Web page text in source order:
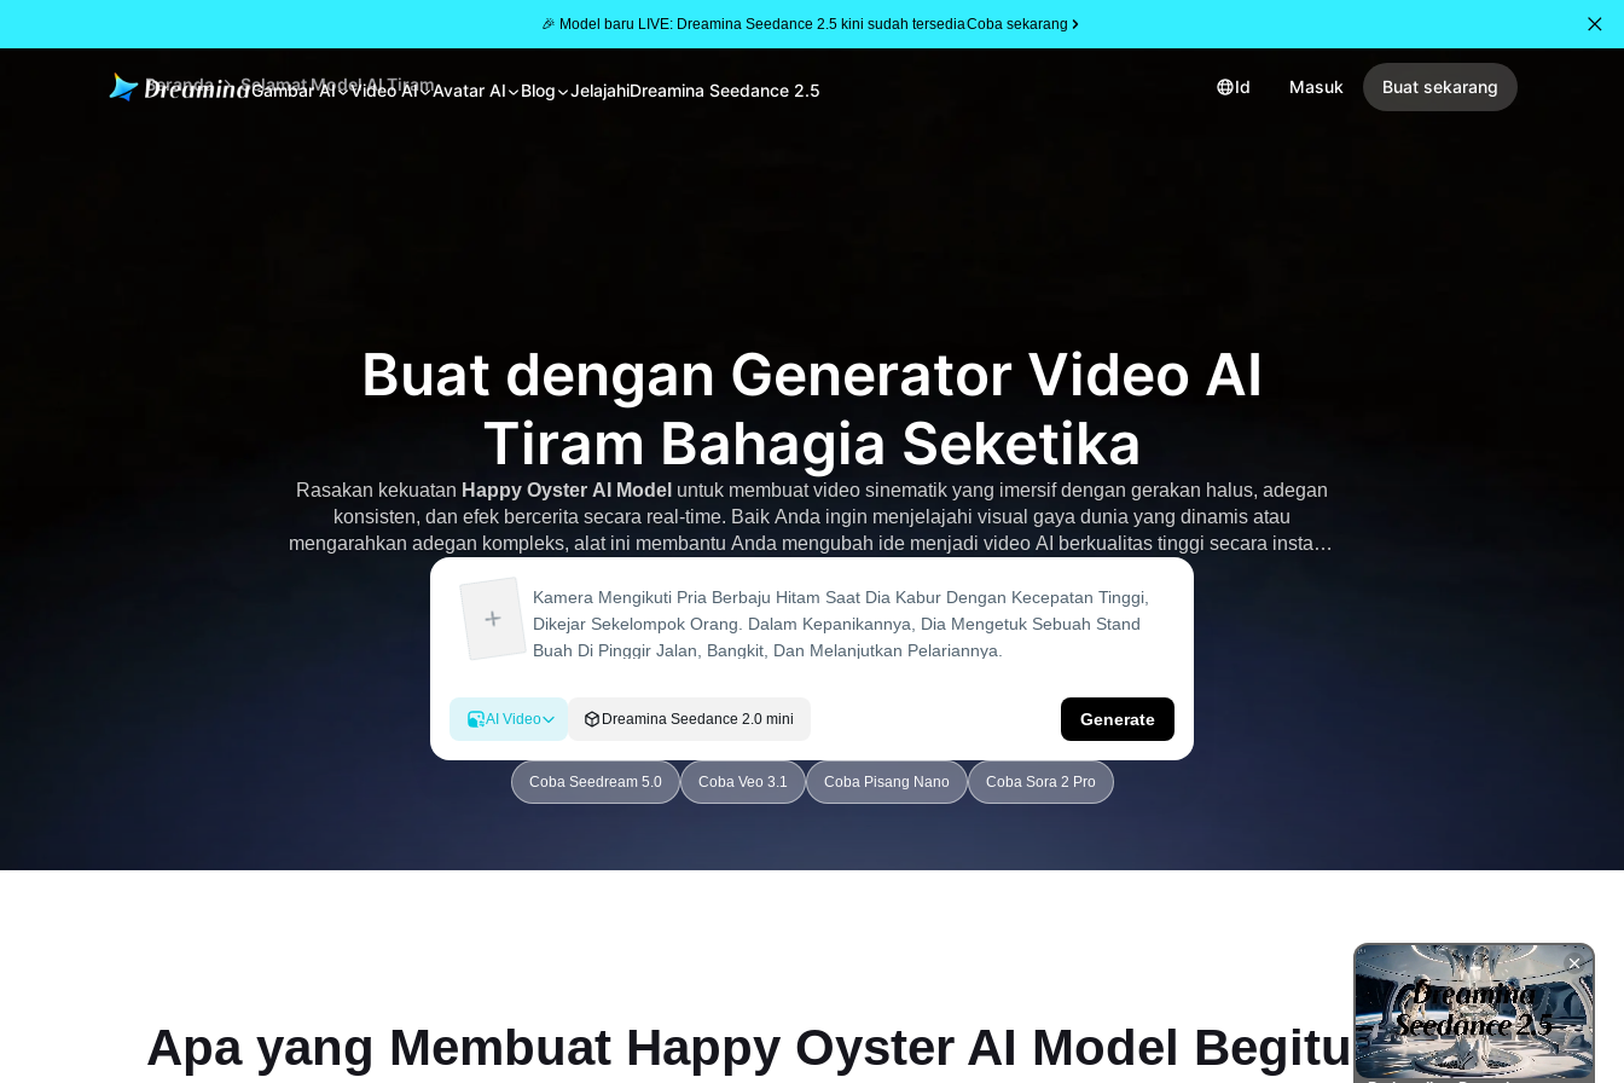
🎉 Model baru LIVE: Dreamina Seedance 2.5 kini sudah tersediaCoba sekarang
Gambar AI Video AI Avatar AI Blog JelajahiDreamina Seedance 2.5 Id Masuk Buat sekarang
Beranda Selamat Model AI Tiram
Buat dengan Generator Video AI
Tiram Bahagia Seketika
Rasakan kekuatan Happy Oyster AI Model untuk membuat video sinematik yang imersif dengan gerakan halus, adegan
konsisten, dan efek bercerita secara real-time. Baik Anda ingin menjelajahi visual gaya dunia yang dinamis atau
mengarahkan adegan kompleks, alat ini membantu Anda mengubah ide menjadi video AI berkualitas tinggi secara instan -
AI Video Dreamina Seedance 2.0 mini Generate
Coba Seedream 5.0 Coba Veo 3.1 Coba Pisang Nano Coba Sora 2 Pro
Apa yang Membuat Happy Oyster AI Model Begitu Kuat